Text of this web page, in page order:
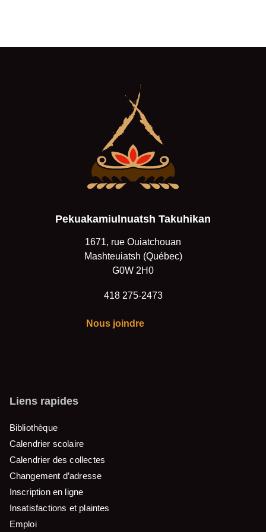
Pekuakamiulnuatsh Takuhikan
1671, rue Ouiatchouan
Mashteuiatsh (Québec)
G0W 2H0
418 275-2473
Nous joindre
Liens rapides
Bibliothèque
Calendrier scolaire
Calendrier des collectes
Changement d’adresse
Inscription en ligne
Insatisfactions et plaintes
Emploi